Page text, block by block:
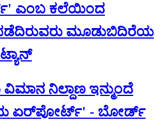
ಎಂಬ ಕಲೆಯಿಂದ
ಮೂಡುಬಿದಿರೆಯ
ನಿಲ್ದಾಣ ಇನ್ಮುಂದೆ
ಏರ್‌‌ಪೋರ್ಟ್' - ಬೋರ್ಡ್